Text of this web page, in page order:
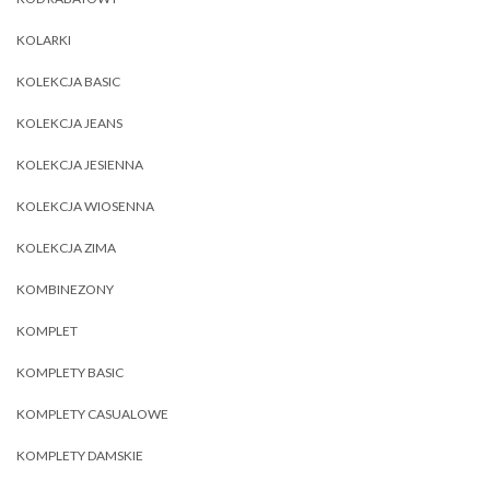
KOLARKI
KOLEKCJA BASIC
KOLEKCJA JEANS
KOLEKCJA JESIENNA
KOLEKCJA WIOSENNA
KOLEKCJA ZIMA
KOMBINEZONY
KOMPLET
KOMPLETY BASIC
KOMPLETY CASUALOWE
KOMPLETY DAMSKIE